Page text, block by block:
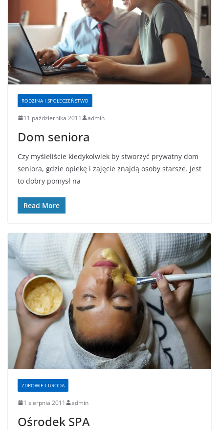
RODZINA I SPOŁECZEŃSTWO
11 października 2011 admin
Dom seniora
Czy myśleliście kiedykolwiek by stworzyć prywatny dom
seniora, gdzie opiekę i zajęcie znajdą osoby starsze. Jest
to dobry pomysł na
Read More
ZDROWIE I URODA
1 sierpnia 2011 admin
Ośrodek SPA